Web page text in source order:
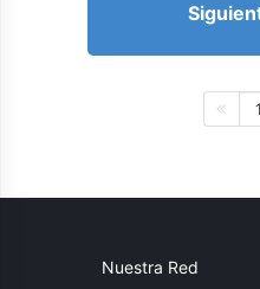
1
Nuestra Red